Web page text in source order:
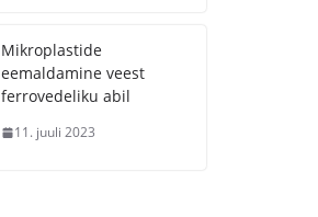
Mikroplastide
eemaldamine veest
ferrovedeliku abil
11. juuli 2023